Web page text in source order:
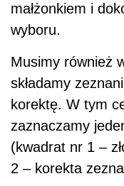
małżonkiem i
wyboru.
Musimy również
składamy
korektę. W tym
zaznaczamy
(kwadrat nr 1 –
2 – korekta